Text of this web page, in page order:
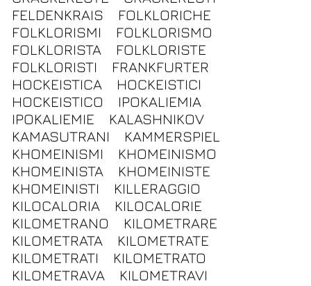
FELDENKRAIS
FOLKLORICHE
FOLKLORISMI
FOLKLORISMO
FOLKLORISTA
FOLKLORISTE
FOLKLORISTI
FRANKFURTER
HOCKEISTICA
HOCKEISTICI
HOCKEISTICO
IPOKALIEMIA
IPOKALIEMIE
KALASHNIKOV
KAMASUTRANI
KAMMERSPIEL
KHOMEINISMI
KHOMEINISMO
KHOMEINISTA
KHOMEINISTE
KHOMEINISTI
KILLERAGGIO
KILOCALORIA
KILOCALORIE
KILOMETRANO
KILOMETRARE
KILOMETRATA
KILOMETRATE
KILOMETRATI
KILOMETRATO
KILOMETRAVA
KILOMETRAVI